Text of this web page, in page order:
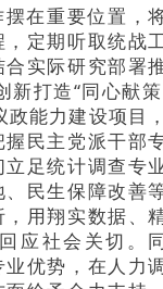
在重要位置，
定期听取统战
实际研究部署
打造“同心献策
政能力建设项目
民主党派干部
足统计调查专
民生保障改善
用翔实数据、
应社会关切。
优势，在人力